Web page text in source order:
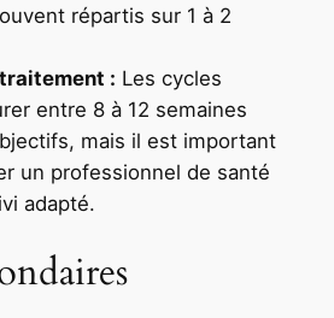
répartis sur 1 à 2
: Les cycles
entre 8 à 12 semaines
mais il est important
un professionnel de santé
adapté.